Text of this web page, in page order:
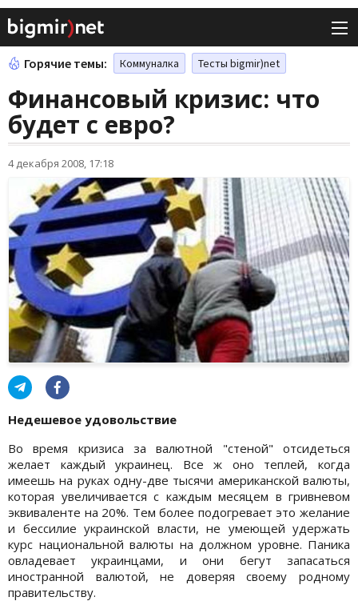
Горячие темы: Коммуналка Тесты bigmir)net
Финансовый кризис: что
будет с евро?
4 декабря 2008, 17:18
Недешевое удовольствие
Во время кризиса за валютной "стеной" отсидеться
желает каждый украинец. Все ж оно теплей, когда
имеешь на руках одну-две тысячи американской валюты,
которая увеличивается с каждым месяцем в гривневом
эквиваленте на 20%. Тем более подогревает это желание
и бессилие украинской власти, не умеющей удержать
курс национальной валюты на должном уровне. Паника
овладевает украинцами, и они бегут запасаться
иностранной валютой, не доверяя своему родному
правительству.